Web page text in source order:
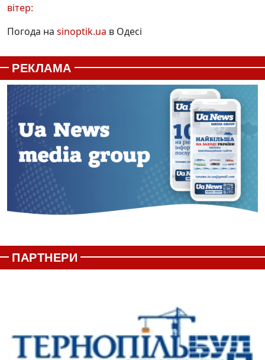
вітер:
Погода на sinoptik.ua в Одесі
РЕКЛАМА
ПАРТНЕРИ